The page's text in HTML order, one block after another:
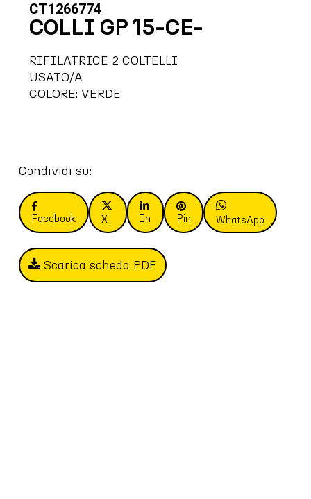
CT1266774
COLLI GP 15-CE-
RIFILATRICE 2 COLTELLI
USATO/A
COLORE: VERDE
Condividi su:
Facebook X In Pin WhatsApp
Scarica scheda PDF